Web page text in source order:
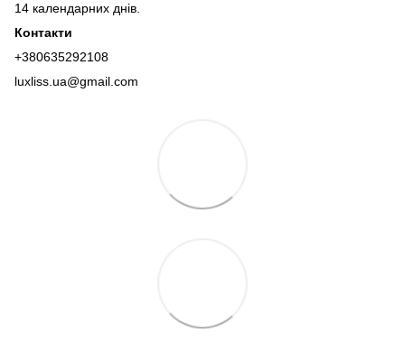
14 календарних днів.
Контакти
+380635292108
luxliss.ua@gmail.com